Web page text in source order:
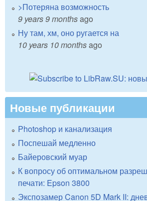
>Потеряна возможность
9 years 9 monthsago
Ну там, хм, оно ругается на
10 years 10 monthsago
Новые публикации
Photoshop и канализация
Поспешай медленно
Байеровский муар
К вопросу об оптимальном
печати: Epson 3800
Экспозамер Canon 5D Mark II: